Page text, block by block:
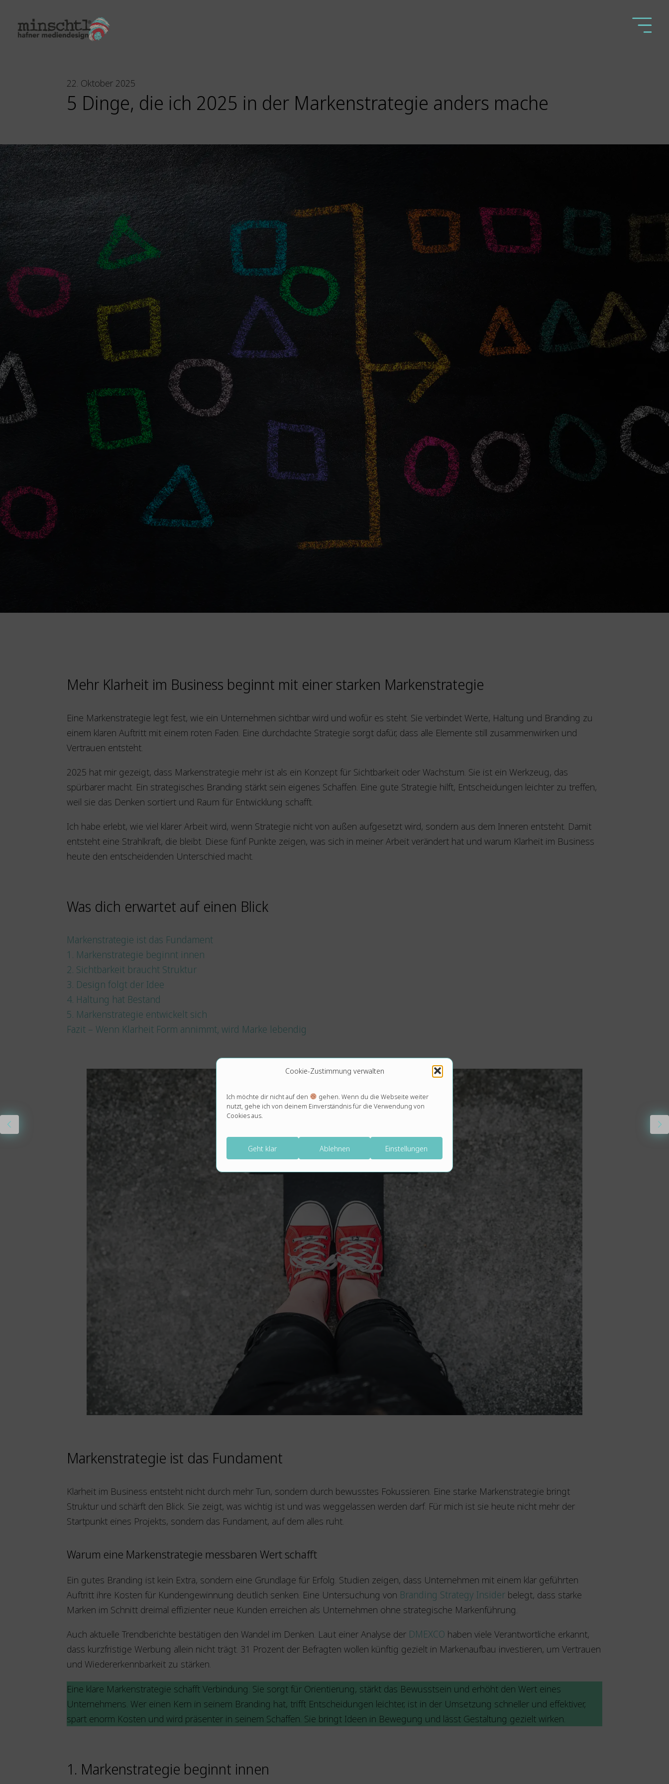
Cookie-Zustimmung verwalten
Ich möchte dir nicht auf den
gehen. Wenn du die Webseite weiter
nutzt, gehe ich von deinem Einverständnis für die Verwendung von
Cookies aus.
Geht klar Ablehnen Einstellungen
22. Oktober 2025
5 Dinge, die ich 2025 in der Markenstrategie anders mache
Mehr Klarheit im Business beginnt mit einer starken Markenstrategie
Eine Markenstrategie legt fest, wie ein Unternehmen sichtbar wird und wofür es steht. Sie verbindet Werte, Haltung und Branding zu
einem klaren Auftritt mit einem roten Faden. Eine durchdachte Strategie sorgt dafür, dass alle Elemente still zusammenwirken und
Vertrauen entsteht.
2025 hat mir gezeigt, dass Markenstrategie mehr ist als ein Konzept für Sichtbarkeit oder Wachstum. Sie ist ein Werkzeug, das
spürbarer macht. Ein strategisches Branding stärkt sein eigenes Schaffen. Eine gute Strategie hilft, Entscheidungen leichter zu treffen,
weil sie das Denken sortiert und Raum für Entwicklung schafft.
Ich habe erlebt, wie viel klarer Arbeit wird, wenn Strategie nicht von außen aufgesetzt wird, sondern aus dem Inneren entsteht. Damit
entsteht eine Strahlkraft, die bleibt. Diese fünf Punkte zeigen, was sich in meiner Arbeit verändert hat und warum Klarheit im Business
heute den entscheidenden Unterschied macht.
Was dich erwartet auf einen Blick
Markenstrategie ist das Fundament
1. Markenstrategie beginnt innen
2. Sichtbarkeit braucht Struktur
3. Design folgt der Idee
4. Haltung hat Bestand
5. Markenstrategie entwickelt sich
Fazit – Wenn Klarheit Form annimmt, wird Marke lebendig
Markenstrategie ist das Fundament
Klarheit im Business entsteht nicht durch mehr Tun, sondern durch bewusstes Fokussieren. Eine starke Markenstrategie bringt
Struktur und schärft den Blick. Sie zeigt, was wichtig ist und was weggelassen werden darf. Für mich ist sie heute nicht mehr der
Startpunkt eines Projekts, sondern das Fundament, auf dem alles ruht.
Warum eine Markenstrategie messbaren Wert schafft
Ein gutes Branding ist kein Extra, sondern eine Grundlage für Erfolg. Studien zeigen, dass Unternehmen mit einem klar geführten
Auftritt ihre Kosten für Kundengewinnung deutlich senken. Eine Untersuchung von Branding Strategy Insider belegt, dass starke
Marken im Schnitt dreimal effizienter neue Kunden erreichen als Unternehmen ohne strategische Markenführung.
Auch aktuelle Trendberichte bestätigen den Wandel im Denken. Laut einer Analyse der DMEXCO haben viele Verantwortliche erkannt,
dass kurzfristige Werbung allein nicht trägt. 31 Prozent der Befragten wollen künftig gezielt in Markenaufbau investieren, um Vertrauen
und Wiedererkennbarkeit zu stärken.
Eine klare Markenstrategie schafft Verbindung. Sie sorgt für Orientierung, stärkt das Bewusstsein und erhöht den Wert eines
Unternehmens. Wer einen Kern in seinem Branding hat, trifft Entscheidungen leichter, ist in der Umsetzung schneller und effektiver,
spart enorm Kosten und wird präsenter in seinem Schaffen. Sie bringt Ideen in Bewegung und lässt Gestaltung gezielt wirken.
1. Markenstrategie beginnt innen